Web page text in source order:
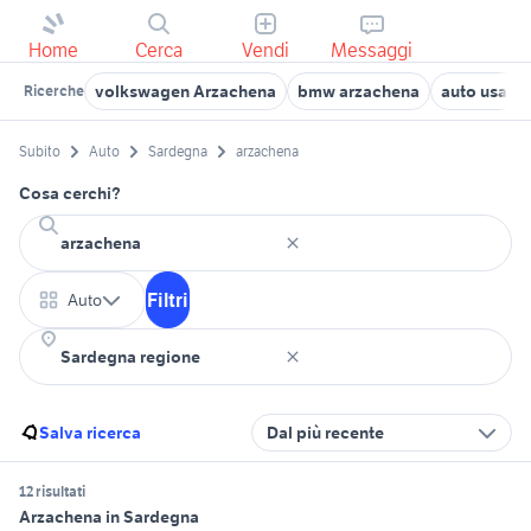
Home Cerca Vendi Messaggi
Ricerche volkswagen Arzachena bmw arzachena auto usate
Subito Auto Sardegna arzachena
Cosa cerchi?
Auto Filtri
Salva ricerca Dal più recente
12 risultati
Arzachena in Sardegna